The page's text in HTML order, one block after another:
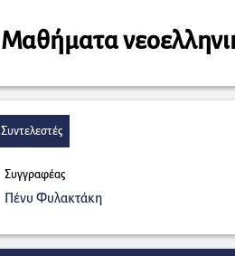
Μαθήματα
Συντελεστές
Συγγραφέας
Πένυ Φυλακτάκη